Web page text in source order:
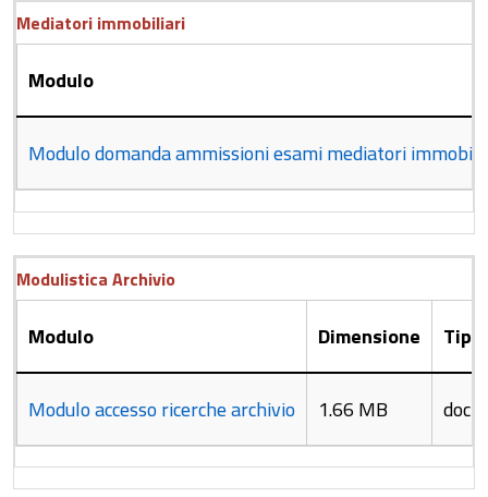
Mediatori immobiliari
Modulo
Modulo domanda ammissioni esami mediatori
Modulistica Archivio
Modulo Dimensione
Modulo accesso ricerche archivio 1.66 MB doc